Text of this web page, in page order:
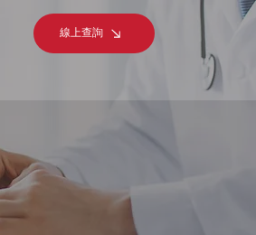
線上查詢